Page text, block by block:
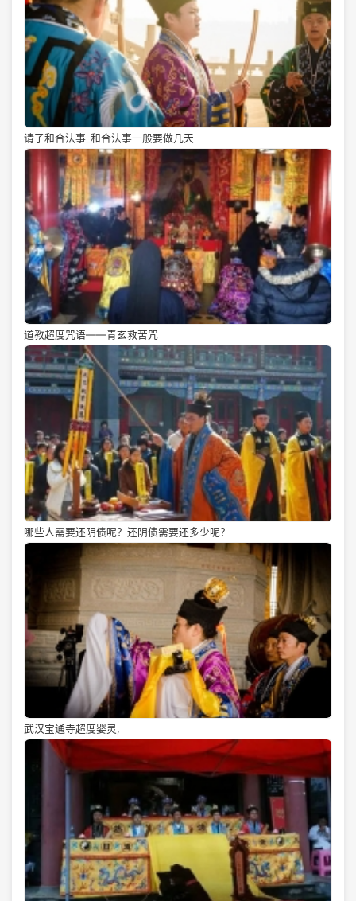
请了和合法事_和合法事一般要做几天
道教超度咒语——青玄救苦咒
哪些人需要还阴债呢？还阴债需要还多少呢？
武汉宝通寺超度婴灵,